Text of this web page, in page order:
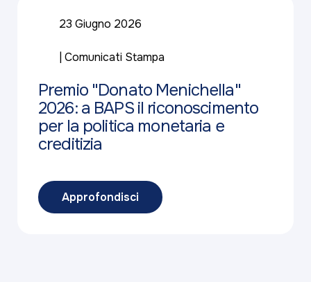
23 Giugno 2026
Comunicati Stampa
Premio "Donato Menichella"
2026: a BAPS il riconoscimento
per la politica monetaria e
creditizia
Approfondisci